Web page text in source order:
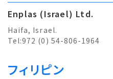
Enplas (Israel) Ltd.
Haifa, Israel.
Tel:972 (0) 54-806-1964
フィリピン